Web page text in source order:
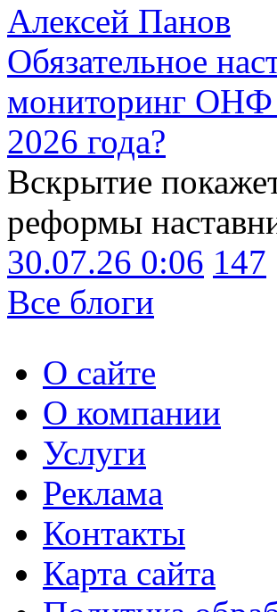
Алексей Панов
Обязательное
мониторинг ОНФ
2026 года?
Вскрытие
реформы
30.07.26 0:06 147
Все блоги
О сайте
О компании
Услуги
Реклама
Контакты
Карта сайта